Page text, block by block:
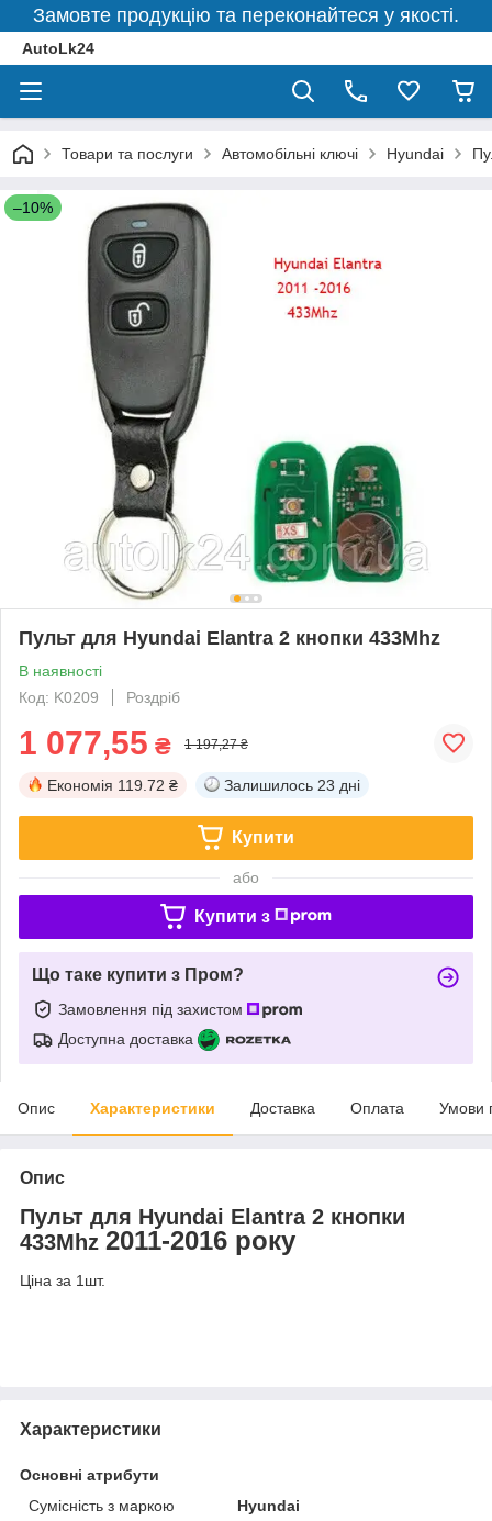
Замовте продукцію та переконайтеся у якості.
AutoLk24
Товари та послуги Автомобільні ключі Hyundai
–10%
Пульт для Hyundai Elantra 2 кнопки 433Mhz
В наявності
Код: K0209
Роздріб
1 077,55 ₴ 1 197,27 ₴
Економія 119.72 ₴ Залишилось 23 дні
Купити
або
Купити з
Що таке купити з Пром?
Замовлення під захистом
Доступна доставка
Опис Характеристики Доставка Оплата Умови
Опис
Пульт для Hyundai Elantra 2 кнопки
433Mhz 2011-2016 року
Ціна за 1шт.
Характеристики
Основні атрибути
Сумісність з маркою
Hyundai